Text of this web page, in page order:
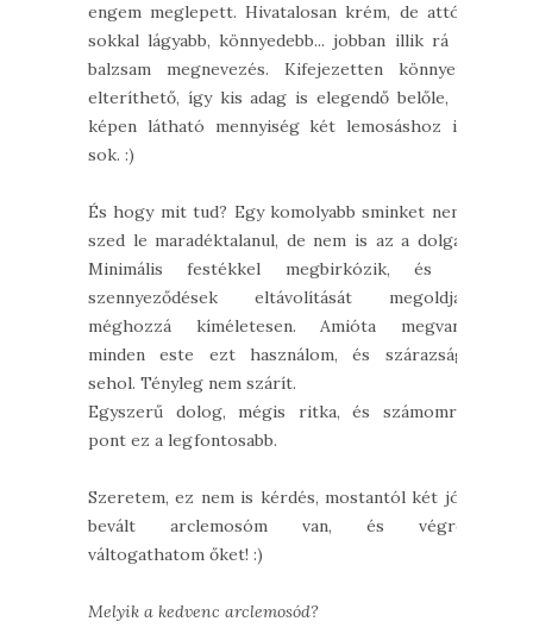
engem meglepett. Hivatalosan krém, de attól
sokkal lágyabb, könnyedebb... jobban illik rá a
balzsam megnevezés. Kifejezetten könnyen
elteríthető, így kis adag is elegendő belőle, a
képen látható mennyiség két lemosáshoz is
sok. :)
És hogy mit tud? Egy komolyabb sminket nem
szed le maradéktalanul, de nem is az a dolga.
Minimális festékkel megbirkózik, és a
szennyeződések eltávolítását megoldja,
méghozzá kíméletesen. Amióta megvan,
minden este ezt használom, és szárazság
sehol. Tényleg nem szárít.
Egyszerű dolog, mégis ritka, és számomra
pont ez a legfontosabb.
Szeretem, ez nem is kérdés, mostantól két jól
bevált arclemosóm van, és végre
váltogathatom őket! :)
Melyik a kedvenc arclemosód?